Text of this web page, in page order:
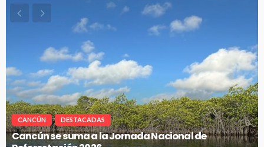
CANCÚN DESTACADAS
Cancún se suma a la Jornada Nacional de